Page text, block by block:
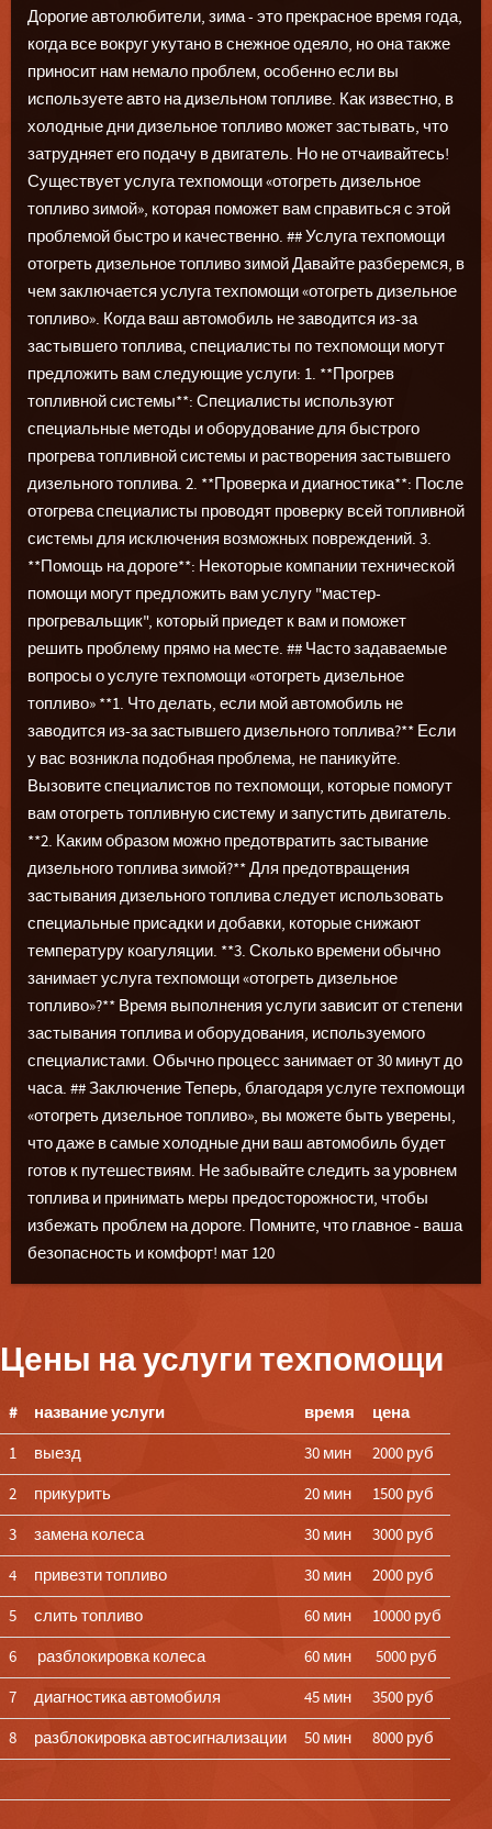
Дорогие автолюбители, зима - это прекрасное время года,
когда все вокруг укутано в снежное одеяло, но она также
приносит нам немало проблем, особенно если вы
используете авто на дизельном топливе. Как известно, в
холодные дни дизельное топливо может застывать, что
затрудняет его подачу в двигатель. Но не отчаивайтесь!
Существует услуга техпомощи «отогреть дизельное
топливо зимой», которая поможет вам справиться с этой
проблемой быстро и качественно. ## Услуга техпомощи
отогреть дизельное топливо зимой Давайте разберемся, в
чем заключается услуга техпомощи «отогреть дизельное
топливо». Когда ваш автомобиль не заводится из-за
застывшего топлива, специалисты по техпомощи могут
предложить вам следующие услуги: 1. **Прогрев
топливной системы**: Специалисты используют
специальные методы и оборудование для быстрого
прогрева топливной системы и растворения застывшего
дизельного топлива. 2. **Проверка и диагностика**: После
отогрева специалисты проводят проверку всей топливной
системы для исключения возможных повреждений. 3.
**Помощь на дороге**: Некоторые компании технической
помощи могут предложить вам услугу "мастер-
прогревальщик", который приедет к вам и поможет
решить проблему прямо на месте. ## Часто задаваемые
вопросы о услуге техпомощи «отогреть дизельное
топливо» **1. Что делать, если мой автомобиль не
заводится из-за застывшего дизельного топлива?** Если
у вас возникла подобная проблема, не паникуйте.
Вызовите специалистов по техпомощи, которые помогут
вам отогреть топливную систему и запустить двигатель.
**2. Каким образом можно предотвратить застывание
дизельного топлива зимой?** Для предотвращения
застывания дизельного топлива следует использовать
специальные присадки и добавки, которые снижают
температуру коагуляции. **3. Сколько времени обычно
занимает услуга техпомощи «отогреть дизельное
топливо»?** Время выполнения услуги зависит от степени
застывания топлива и оборудования, используемого
специалистами. Обычно процесс занимает от 30 минут до
часа. ## Заключение Теперь, благодаря услуге техпомощи
«отогреть дизельное топливо», вы можете быть уверены,
что даже в самые холодные дни ваш автомобиль будет
готов к путешествиям. Не забывайте следить за уровнем
топлива и принимать меры предосторожности, чтобы
избежать проблем на дороге. Помните, что главное - ваша
безопасность и комфорт! мат 120
Цены на услуги техпомощи
# название услуги время цена
1 выезд 30 мин 2000 руб
2 прикурить 20 мин 1500 руб
3 замена колеса 30 мин 3000 руб
4 привезти топливо 30 мин 2000 руб
5 слить топливо 60 мин 10000 руб
6 разблокировка колеса 60 мин 5000 руб
7 диагностика автомобиля 45 мин 3500 руб
8 разблокировка автосигнализации 50 мин 8000 руб